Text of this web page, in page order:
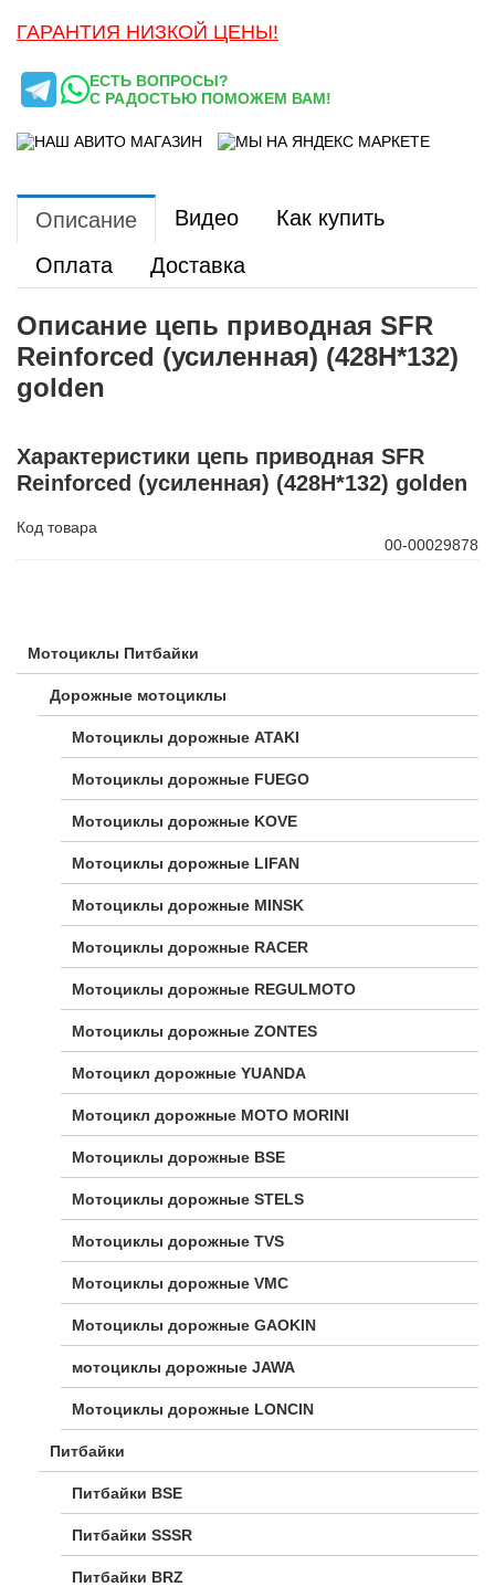
Мотоциклы Питбайки
Дорожные мотоциклы
Мотоциклы дорожные ATAKI
Мотоциклы дорожные FUEGO
Мотоциклы дорожные KOVE
Мотоциклы дорожные LIFAN
Мотоциклы дорожные MINSK
Мотоциклы дорожные RACER
Мотоциклы дорожные REGULMOTO
Мотоциклы дорожные ZONTES
Мотоцикл дорожные YUANDA
Мотоцикл дорожные МОТО MORINI
Мотоциклы дорожные BSE
Мотоциклы дорожные STELS
Мотоциклы дорожные TVS
Мотоциклы дорожные VMC
Мотоциклы дорожные GAOKIN
мотоциклы дорожные JAWA
Мотоциклы дорожные LONCIN
Питбайки
Питбайки BSE
Питбайки SSSR
Питбайки BRZ
ГАРАНТИЯ НИЗКОЙ ЦЕНЫ!
ЕСТЬ ВОПРОСЫ?
С РАДОСТЬЮ ПОМОЖЕМ ВАМ!
Описание Видео
Как купить
Оплата
Доставка
Описание цепь приводная SFR
Reinforced (усиленная) (428H*132)
golden
Характеристики цепь приводная SFR
Reinforced (усиленная) (428H*132) golden
Код товара
00-00029878